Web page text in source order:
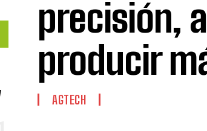
precisión,
producir
AGTECH